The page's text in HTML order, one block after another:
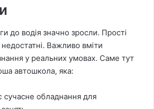
до водія значно зросли. Прості
Важливо вміти
у реальних умовах. Саме тут
автошкола, яка:
сучасне обладнання для